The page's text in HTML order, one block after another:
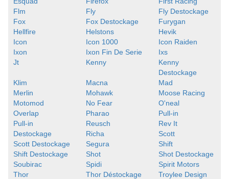
Flm
Fly
Fly Destockage
Fox
Fox Destockage
Furygan
Hellfire
Helstons
Hevik
Icon
Icon 1000
Icon Raiden
Ixon
Ixon Fin De Serie
Ixs
Jt
Kenny
Kenny
Destockage
Klim
Macna
Mad
Merlin
Mohawk
Moose Racing
Motomod
No Fear
O'neal
Overlap
Pharao
Pull-in
Pull-in
Destockage
Reusch
Rev It
Richa
Scott
Scott Destockage
Segura
Shift
Shift Destockage
Shot
Shot Destockage
Soubirac
Spidi
Spirit Motors
Thor
Thor Déstockage
Troylee Design